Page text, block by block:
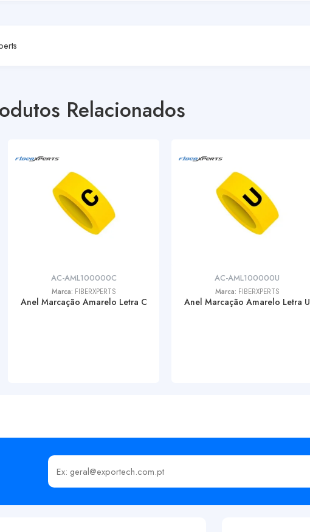
Relacionados
AC-AML100000C
Marca: FIBERXPERTS
Anel Marcação Amarelo Letra C
AC-AML100000U
Marca: FIBERXPERTS
Anel Marcação Amarelo Letra U
Insira o seu email